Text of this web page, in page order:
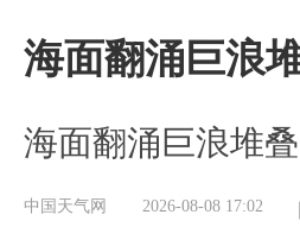
海面翻涌巨浪
海面翻涌巨浪堆
中国天气网 2026-08-08 17:02